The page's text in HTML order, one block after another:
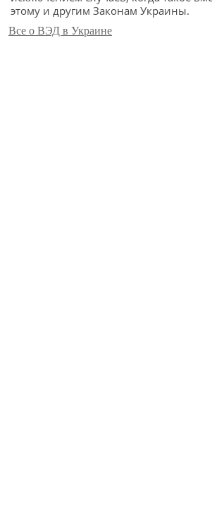
этому и другим Законам Украины.
Все о ВЭД в Украине